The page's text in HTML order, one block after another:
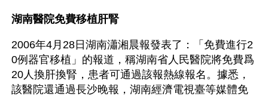
湖南醫院免費移植肝腎
2006年4月28日湖南瀟湘晨報發表了：「免費進行2
0例器官移植」的報道，稱湖南省人民醫院將免費爲
20人換肝換腎，患者可通過該報熱線報名。據悉，
該醫院還通過長沙晚報，湖南經濟電視臺等媒體免